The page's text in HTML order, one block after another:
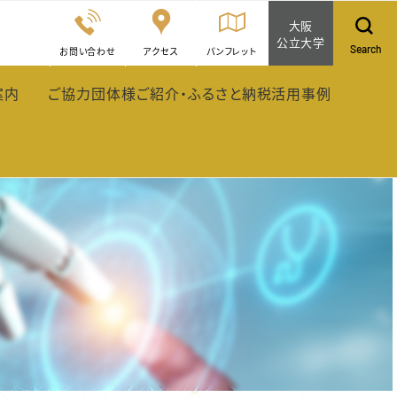
大阪
公立大学
Search
ご協力団体様ご紹介・ふるさと納税活用事例
ふるさと納税活用事例
お問い合わせ アクセス パンフレット